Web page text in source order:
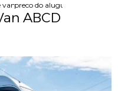
vans para viagem
preco do aluguel de van abcd
ABCD